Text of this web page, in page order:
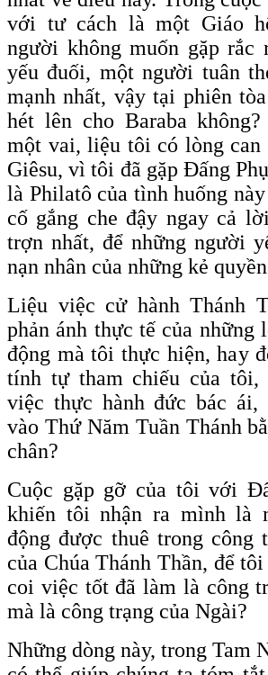
với tư cách là một Giáo
người không muốn gặp rắc
yếu đuối, một người tuân
mạnh nhất, vậy tại phiên
hét lên cho Baraba
một vai, liệu tôi có lòng can
Giêsu, vì tôi đã gặp Đấng
là Philatô của tình huống
cố gắng che đậy ngay cả
trợn nhất, để những người
nạn nhân của những kẻ
Liệu việc cử hành Thánh
phản ánh thực tế của những
động mà tôi thực hiện, hay
tính tự tham chiếu của tôi,
việc thực hành đức bác ái,
vào Thứ Năm Tuần Thánh
chân?
Cuộc gặp gỡ của tôi với
khiến tôi nhận ra mình là
động được thuê trong công
của Chúa Thánh Thần, để
coi việc tốt đã làm là công
mà là công trạng của Ngài?
Những dòng này, trong Tam